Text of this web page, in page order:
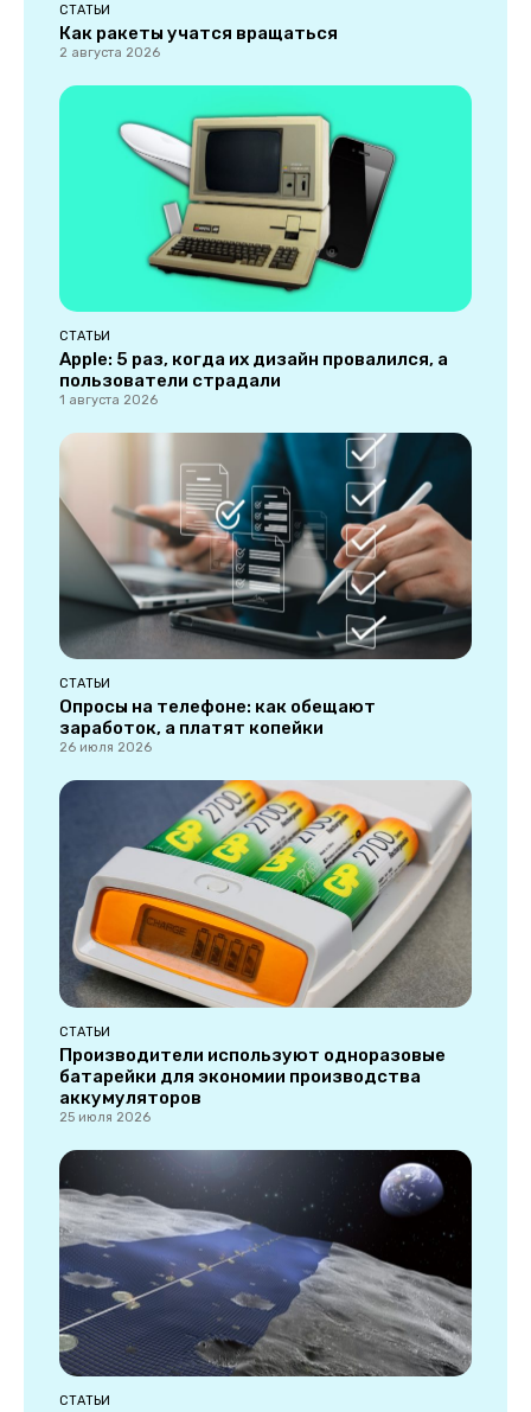
СТАТЬИ
Как ракеты учатся вращаться
2 августа 2026
СТАТЬИ
Apple: 5 раз, когда их дизайн провалился, а
пользователи страдали
1 августа 2026
СТАТЬИ
Опросы на телефоне: как обещают
заработок, а платят копейки
26 июля 2026
СТАТЬИ
Производители используют одноразовые
батарейки для экономии производства
аккумуляторов
25 июля 2026
СТАТЬИ